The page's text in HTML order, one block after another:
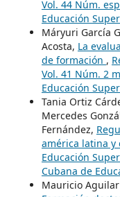
Vol. 44 Núm.
Educación
Máryuri García
Acosta, La
de formación ,
Vol. 41 Núm. 2
Educación
Tania Ortiz
Mercedes
Fernández,
américa latina y
Educación
Cubana de
Mauricio